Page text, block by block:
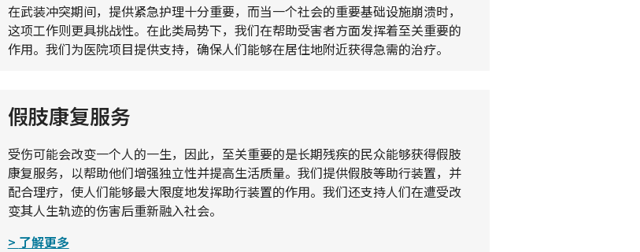
在武装冲突期间，提供紧急护理十分重要，而当一个社会的重要基础设施崩溃时，
这项工作则更具挑战性。在此类局势下，我们在帮助受害者方面发挥着至关重要的
作用。我们为医院项目提供支持，确保人们能够在居住地附近获得急需的治疗。
假肢康复服务
受伤可能会改变一个人的一生，因此，至关重要的是长期残疾的民众能够获得假肢
康复服务，以帮助他们增强独立性并提高生活质量。我们提供假肢等助行装置，并
配合理疗，使人们能够最大限度地发挥助行装置的作用。我们还支持人们在遭受改
变其人生轨迹的伤害后重新融入社会。
了解更多